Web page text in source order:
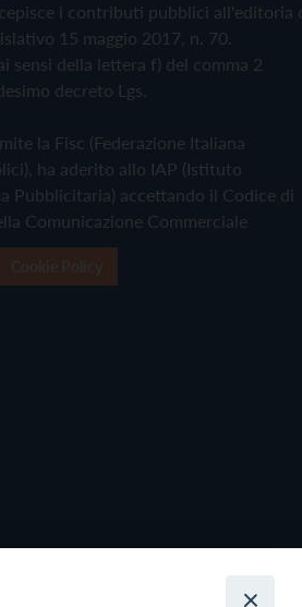
i contributi pubblici all'editoria
15 maggio 2017, n. 70.
sensi della lettera f) del comma 2
decreto Lgs.
la Fisc (Federazione Italiana
ha aderito allo IAP (Istituto
Pubblicitaria) accettando il Codice di
Comunicazione Commerciale